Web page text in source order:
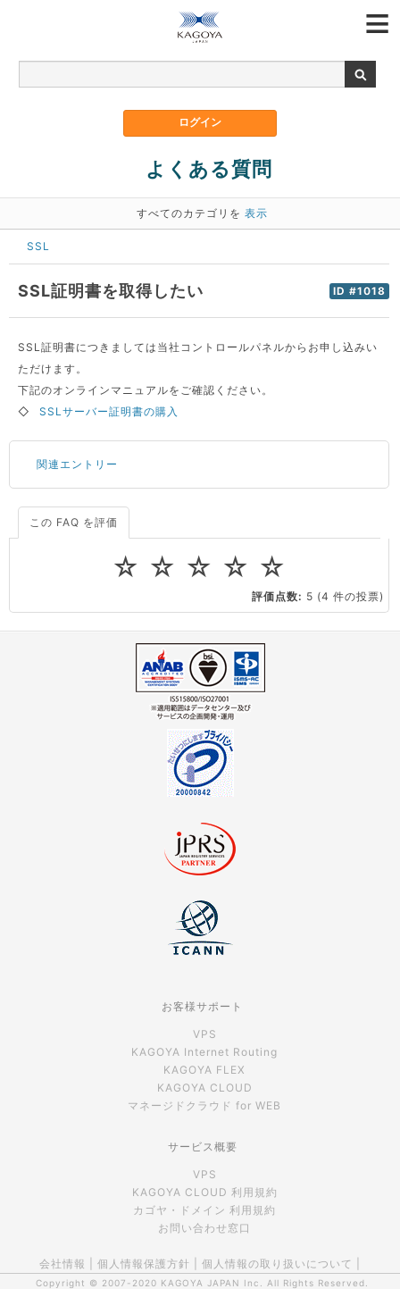
よくある質問
すべてのカテゴリを 表示
SSL
ID #1018
SSL証明書を取得したい
SSL証明書につきましては当社コントロールパネルからお申し込みい
ただけます。
下記のオンラインマニュアルをご確認ください。
◇
SSLサーバー証明書の購入
関連エントリー
サーバーが重いので調査してほしい
CPUやメモリをアップグレードしたい
この FAQ を評価
☆
☆
☆
☆
☆
評価点数: 5 (4 件の投票)
お客様サポート
VPS
KAGOYA Internet Routing
KAGOYA FLEX
KAGOYA CLOUD
マネージドクラウド for WEB
サービス概要
VPS
KAGOYA CLOUD 利用規約
カゴヤ・ドメイン 利用規約
お問い合わせ窓口
会社情報 個人情報保護方針 個人情報の取り扱いについて
Copyright © 2007-2020 KAGOYA JAPAN Inc. All Rights Reserved.